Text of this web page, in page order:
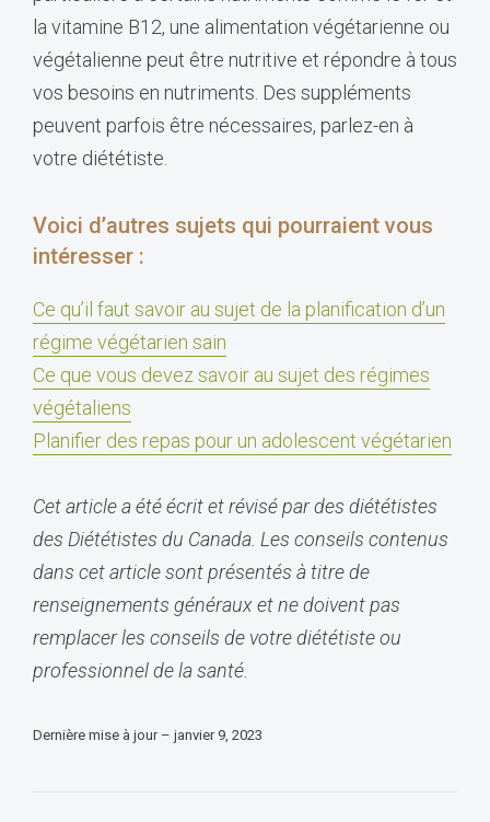
la vitamine B12, une alimentation végétarienne ou
végétalienne peut être nutritive et répondre à tous
vos besoins en nutriments. Des suppléments
peuvent parfois être nécessaires, parlez-en à
votre diététiste.
Voici d’autres sujets qui pourraient vous
intéresser :
Ce qu’il faut savoir au sujet de la planification d’un
régime végétarien sain
Ce que vous devez savoir au sujet des régimes
végétaliens
Planifier des repas pour un adolescent végétarien
Cet article a été écrit et révisé par des diététistes
des Diététistes du Canada. Les conseils contenus
dans cet article sont présentés à titre de
renseignements généraux et ne doivent pas
remplacer les conseils de votre diététiste ou
professionnel de la santé.
Dernière mise à jour – janvier 9, 2023